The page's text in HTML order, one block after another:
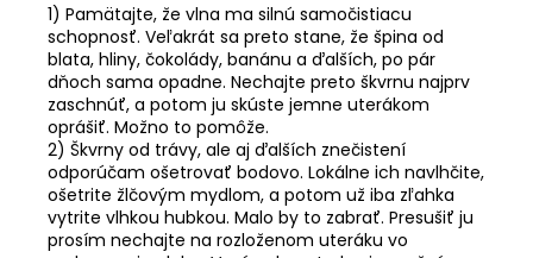
1) Pamätajte, že vlna ma silnú samočistiacu
schopnosť. Veľakrát sa preto stane, že špina od
blata, hliny, čokolády, banánu a ďalších, po pár
dňoch sama opadne. Nechajte preto škvrnu najprv
zaschnúť, a potom ju skúste jemne uterákom
oprášiť. Možno to pomôže.
2) Škvrny od trávy, ale aj ďalších znečistení
odporúčam ošetrovať bodovo. Lokálne ich navlhčite,
ošetrite žlčovým mydlom, a potom už iba zľahka
vytrite vlhkou hubkou. Malo by to zabrať. Presušiť ju
prosím nechajte na rozloženom uteráku vo